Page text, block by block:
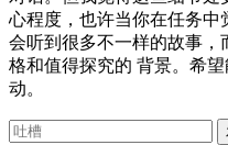
心程度，也许当你在任务中
会听到很多不一样的故事，
格和值得探究的 背景。希
动。